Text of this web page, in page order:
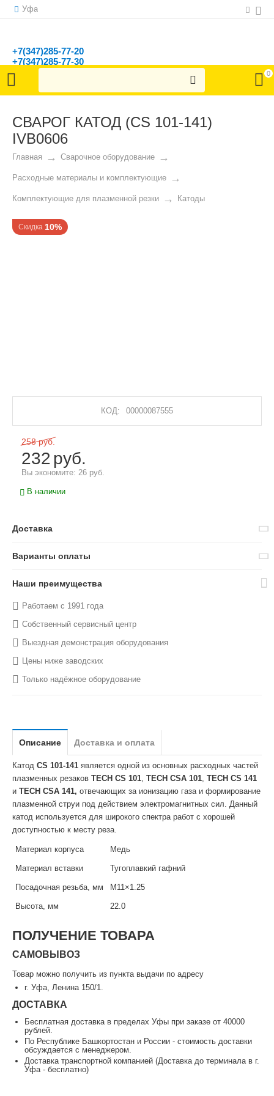
Уфа
+7(347)285-77-20
+7(347)285-77-30
г. Уфа, ул. Ленина, д. 150/1
0
СВАРОГ КАТОД (CS 101-141)
IVB0606
Главная Сварочное оборудование
Расходные материалы и комплектующие
Комплектующие для плазменной резки Катоды
Скидка 10%
КОД: 00000087555
258 руб.
232руб.
Вы экономите:26 руб.
В наличии
Доставка
Варианты оплаты
Наши преимущества
Работаем с 1991 года
Собственный сервисный центр
Выездная демонстрация оборудования
Цены ниже заводских
Только надёжное оборудование
Описание Доставка и оплата
Катод CS 101-141 является одной из основных расходных частей
плазменных резаковTECH CS 101,TECH CSA 101,TECH CS 141
иTECH CSA 141,отвечающих за ионизацию газа и формирование
плазменной струи под действием электромагнитных сил. Данный
катод используется для широкого спектра работ с хорошей
доступностью к месту реза.
Материал корпуса Медь
Материал вставки Тугоплавкий гафний
Посадочная резьба, мм М11×1.25
Высота, мм 22.0
ПОЛУЧЕНИЕ ТОВАРА
САМОВЫВОЗ
Товар можно получить из пункта выдачи по адресу
г. Уфа, Ленина 150/1.
ДОСТАВКА
Бесплатная доставка в пределах Уфы при заказе от 40000
рублей.
По Республике Башкортостан и России - стоимость доставки
обсуждается с менеджером.
Доставка транспортной компанией (Доставка до терминала в г.
Уфа - бесплатно)